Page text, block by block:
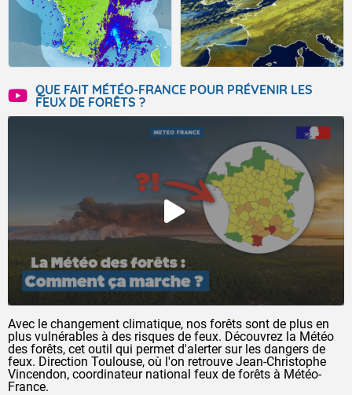
QUE FAIT MÉTÉO-FRANCE POUR PRÉVENIR LES
FEUX DE FORÊTS ?
Avec le changement climatique, nos forêts sont de plus en
plus vulnérables à des risques de feux. Découvrez la Météo
des forêts, cet outil qui permet d'alerter sur les dangers de
feux. Direction Toulouse, où l'on retrouve Jean-Christophe
Vincendon, coordinateur national feux de forêts à Météo-
France.